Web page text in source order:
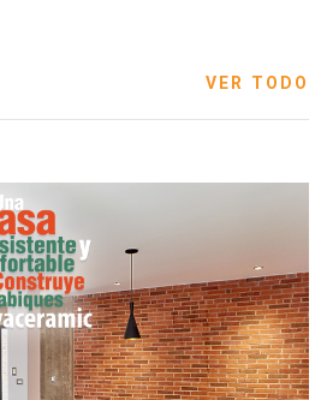
VER TODO